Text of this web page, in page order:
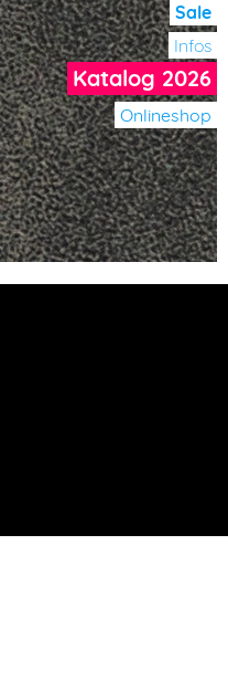
Sale
Infos
Katalog 2026
Onlineshop